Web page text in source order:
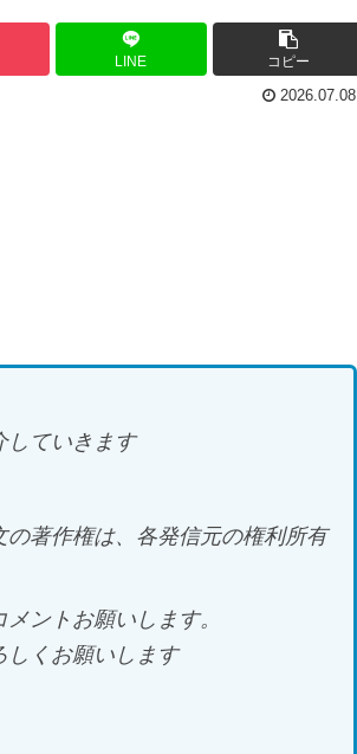
LINE コピー
2026.07.08
していきます
著作権は、各発信元の権利所有
ントお願いします。
しくお願いします